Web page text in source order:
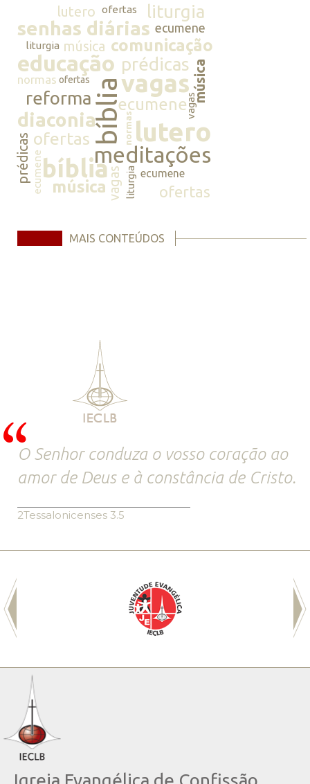
lutero ofertas liturgia
senhas diárias ecumene
liturgia música comunicação
educação prédicasmúsica
normas ofertasbíbliavagas
reforma
diaconia
ecumenevagas
prédicas ofertas normaslutero
meditações
ecumenebíblia
músicavagasliturgia ecumene
ofertas
MAIS CONTEÚDOS
O Senhor conduza o vosso coração ao
amor de Deus e à constância de Cristo.
2Tessalonicenses 3.5